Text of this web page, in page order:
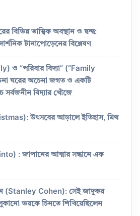
বিভিন্ন তাত্ত্বিক অবস্থান ও দ্বন্দ্ব:
টানাপোড়েনের বিশ্লেষণ
ও “পরিবার বিদ্যা” (“Family
ঘরের অচেনা জগত ও একটি
সর্বজনীন বিদ্যার খোঁজে
উৎসবের আড়ালে ইতিহাস, মিথ
: জাপানের আত্মার সন্ধানে এক
(Stanley Cohen): সেই জাদুকর
ভয়কে চিনতে শিখিয়েছিলেন